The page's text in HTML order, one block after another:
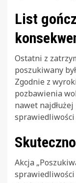
List
Ostatni z
poszukiwany
Zgodnie z
pozbawienia
nawet
sprawiedliwości
Akcja
sprawiedliwości